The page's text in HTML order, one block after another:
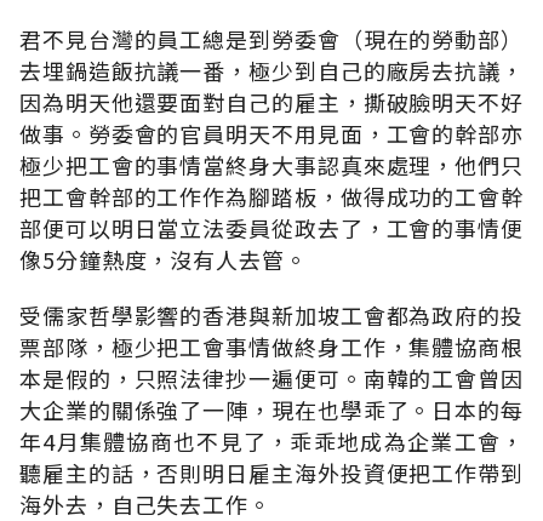
君不見台灣的員工總是到勞委會（現在的勞動部）
去埋鍋造飯抗議一番，極少到自己的廠房去抗議，
因為明天他還要面對自己的雇主，撕破臉明天不好
做事。勞委會的官員明天不用見面，工會的幹部亦
極少把工會的事情當終身大事認真來處理，他們只
把工會幹部的工作作為腳踏板，做得成功的工會幹
部便可以明日當立法委員從政去了，工會的事情便
像5分鐘熱度，沒有人去管。
受儒家哲學影響的香港與新加坡工會都為政府的投
票部隊，極少把工會事情做終身工作，集體協商根
本是假的，只照法律抄一遍便可。南韓的工會曾因
大企業的關係強了一陣，現在也學乖了。日本的每
年4月集體協商也不見了，乖乖地成為企業工會，
聽雇主的話，否則明日雇主海外投資便把工作帶到
海外去，自己失去工作。